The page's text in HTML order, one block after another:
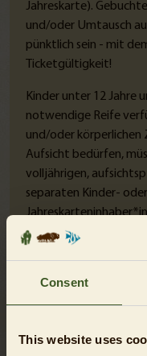
Consent
This website uses
Jahreskarte).
und/oder Umtausch
pünktlich sein - mit
Ticketgültigkeit!
Kinder unter 12 Jahre
notwendige Reife
und/oder körperlichen
Aufsicht bedürfen,
volljährigen,
separaten Kinder-
reguläres Ticket.
gestattet.
selbstständig
Rollstuhlfahrer*innen
berlin.deanmelden.